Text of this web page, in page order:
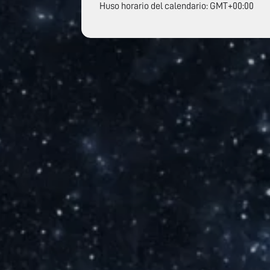
Huso horario del calendario: GMT+00:00